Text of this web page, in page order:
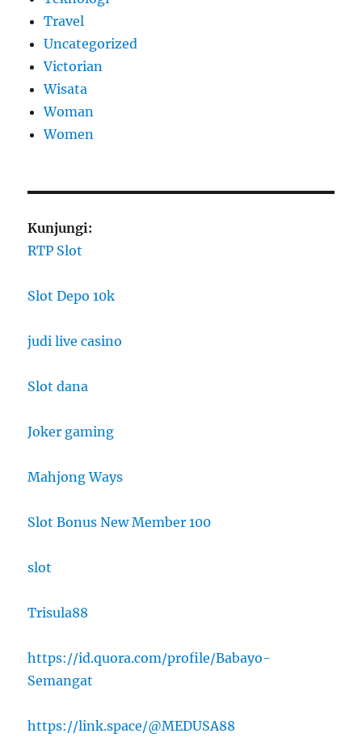
Travel
Uncategorized
Victorian
Wisata
Woman
Women
Kunjungi:
RTP Slot
Slot Depo 10k
judi live casino
Slot dana
Joker gaming
Mahjong Ways
Slot Bonus New Member 100
slot
Trisula88
https://id.quora.com/profile/Babayo-
Semangat
https://link.space/@MEDUSA88